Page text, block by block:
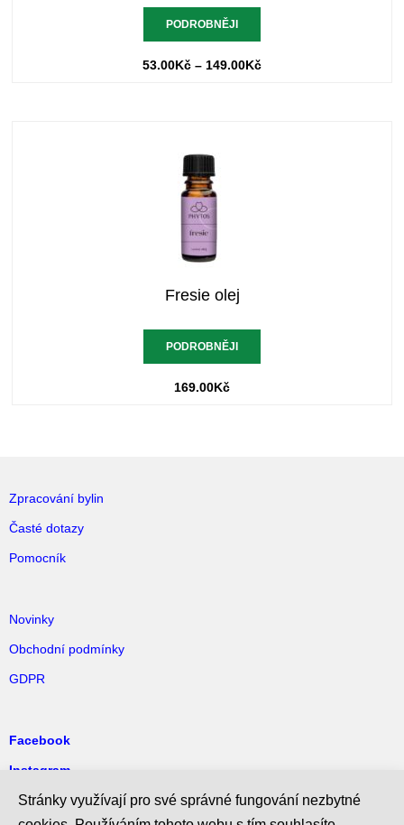
PODROBNĚJI
53.00Kč – 149.00Kč
Fresie olej
PODROBNĚJI
169.00Kč
Zpracování bylin
Časté dotazy
Pomocník
Novinky
Obchodní podmínky
GDPR
Facebook
Instagram
Pinterest
Stránky využívají pro své správné fungování nezbytné